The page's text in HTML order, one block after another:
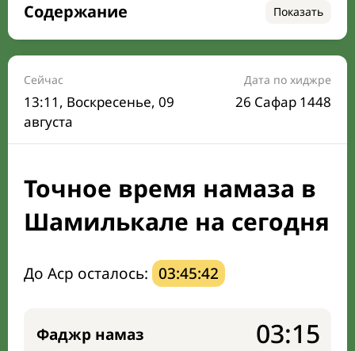
Содержание Показать
Время намаза на сегодня
Расписание на месяц
Время Сухура и Ифтара на сегодня
Календарь рамадана
Мечети и молельные комнаты
Направление киблы
Сейчас
13:11 , Воскресенье, 09
августа
Дата по хиджре
26 Сафар 1448
Точное время намаза в
Шамилькале на сегодня
До Аср осталось: 03:45:41
Фаджр намаз 03:15